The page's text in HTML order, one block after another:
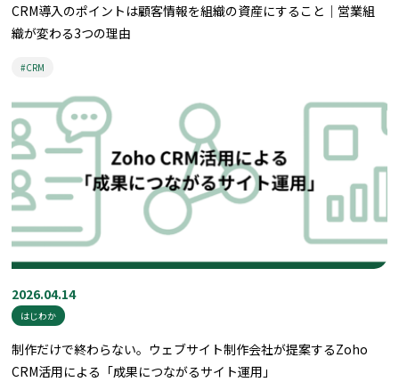
CRM導入のポイントは顧客情報を組織の資産にすること｜営業組
織が変わる3つの理由
#CRM
2026.04.14
はじわか
制作だけで終わらない。ウェブサイト制作会社が提案するZoho
CRM活用による「成果につながるサイト運用」